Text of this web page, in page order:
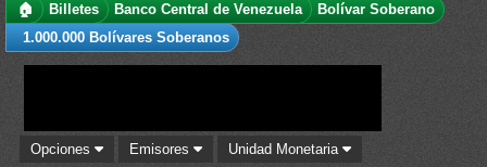
🏠 Billetes Banco Central de Venezuela
Bolívar Soberano
1.000.000 Bolívares Soberanos
Opciones Emisores
Unidad Monetaria